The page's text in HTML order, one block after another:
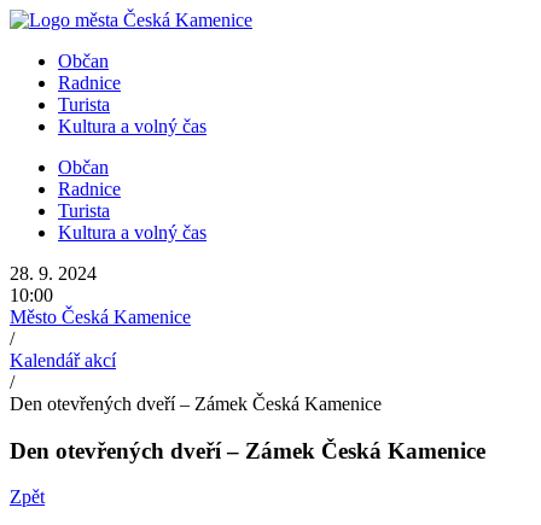
Přejít
obsahuObčan
Radnice
Turista
Kultura a volný čas
Občan
Radnice
Turista
Kultura a volný čas
28. 9. 2024
10:00
Město Česká Kamenice
/
Kalendář akcí
/
Den otevřených dveří – Zámek Česká Kamenice
Den otevřených dveří – Zámek Česká Kamenice
Zpět